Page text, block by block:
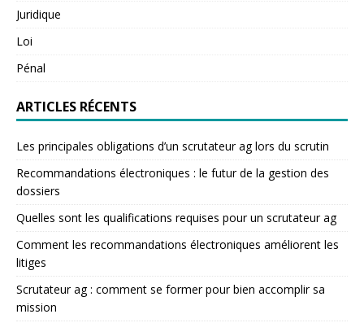
Juridique
Loi
Pénal
ARTICLES RÉCENTS
Les principales obligations d’un scrutateur ag lors du scrutin
Recommandations électroniques : le futur de la gestion des
dossiers
Quelles sont les qualifications requises pour un scrutateur ag
Comment les recommandations électroniques améliorent les
litiges
Scrutateur ag : comment se former pour bien accomplir sa
mission